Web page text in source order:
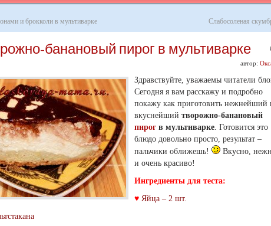
и брокколи в мультиварке Слабосоленая
банановый пирог в мультиварке
автор:
Здравствуйте, уважаемы читатели
Сегодня я вам расскажу и подробно
покажу как приготовить нежнейший
вкуснейший творожно-банановый
пирог в мультиварке. Готовится это
блюдо довольно просто, результат –
пальчики оближешь!
Вкусно,
и очень красиво!
Ингредиенты для теста:
♥ Яйца – 2 шт.